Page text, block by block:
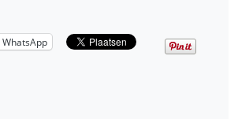
WhatsApp